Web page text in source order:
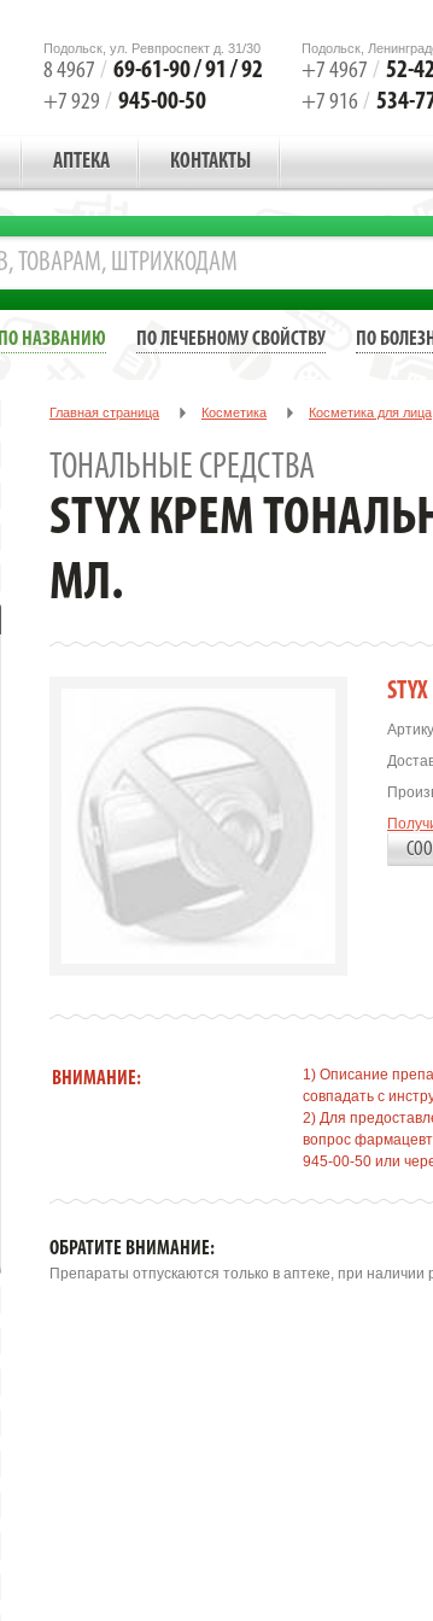
Подольск, ул. Ревпроспект д. 31/30
8 4967 / 69-61-90 / 91 / 92
+7 929 / 945-00-50
Подольск,
+7 4967 / 52-
+7 916 / 534-
АПТЕКА КОНТАКТЫ
ПО НАЗВАНИЮ ПО ЛЕЧЕБНОМУ СВОЙСТВУ ПО
Главная страница Косметика Косметика для лица
ТОНАЛЬНЫЕ СРЕДСТВА
STYX КРЕМ
МЛ.
ВНИМАНИЕ:
1) Описание
совпадать с
2) Для
вопрос
945-00-50 или
ОБРАТИТЕ ВНИМАНИЕ:
Препараты отпускаются только в аптеке, при наличии